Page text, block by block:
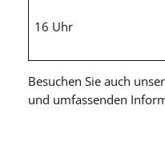
16 Uhr
Besuchen Sie auch
und umfassenden